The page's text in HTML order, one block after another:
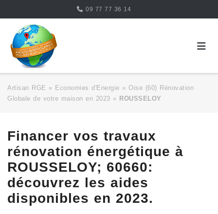
content
09 77 77 36 14
Artisan RGE » Economies d'Energie » Oise (60) Rénovation
Globale de votre maison en 2023 » ROUSSELOY
Financer vos travaux
rénovation énergétique à
ROUSSELOY; 60660:
découvrez les aides
disponibles en 2023.